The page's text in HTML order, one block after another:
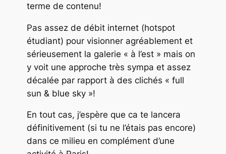
terme de contenu!
Pas assez de débit internet (hotspot
étudiant) pour visionner agréablement et
sérieusement la galerie « à l’est » mais on
y voit une approche très sympa et assez
décalée par rapport à des clichés « full
sun & blue sky »!
En tout cas, j’espère que ca te lancera
définitivement (si tu ne l’étais pas encore)
dans ce milieu en complément d’une